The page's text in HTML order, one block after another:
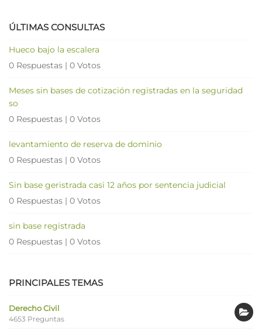
ÚLTIMAS CONSULTAS
Hueco bajo la escalera
0 Respuestas | 0 Votos
Meses sin bases de cotización registradas en la seguridad
so
0 Respuestas | 0 Votos
levantamiento de reserva de dominio
0 Respuestas | 0 Votos
Sin base geristrada casi 12 años por sentencia judicial
0 Respuestas | 0 Votos
sin base registrada
0 Respuestas | 0 Votos
PRINCIPALES TEMAS
Derecho Civil
4653 Preguntas